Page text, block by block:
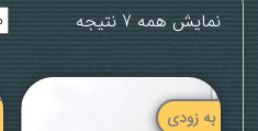
نمایش همه 7 نتیجه
به زودی